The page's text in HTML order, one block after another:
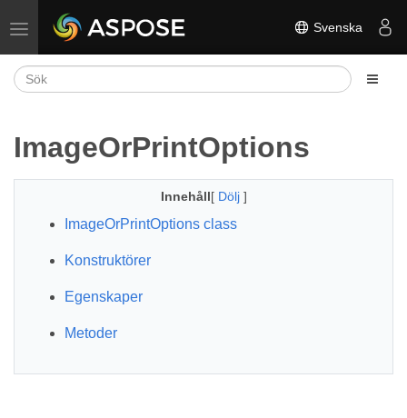
Växla navigering Svenska
ImageOrPrintOptions
Innehåll[ Dölj ]
ImageOrPrintOptions class
Konstruktörer
Egenskaper
Metoder